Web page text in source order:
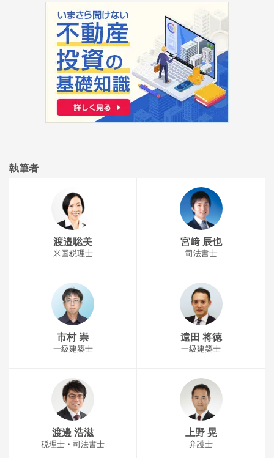
執筆者
渡邉聡美
米国税理士
宮﨑 辰也
司法書士
市村 崇
一級建築士
遠田 将徳
一級建築士
渡邊 浩滋
税理士・司法書士
上野 晃
弁護士